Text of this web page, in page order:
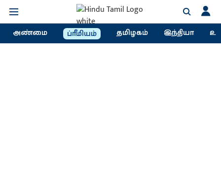
அண்மை ப்ரீமியம் தமிழகம் இந்தியா